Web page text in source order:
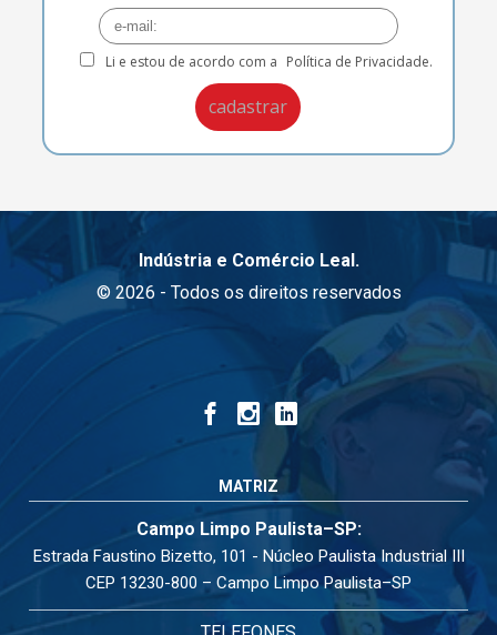
Li e estou de acordo com a Política de Privacidade.
Indústria e Comércio Leal.
© 2026 - Todos os direitos reservados
MATRIZ
Campo Limpo Paulista–SP:
Estrada Faustino Bizetto, 101 - Núcleo Paulista Industrial III
CEP 13230-800 – Campo Limpo Paulista–SP